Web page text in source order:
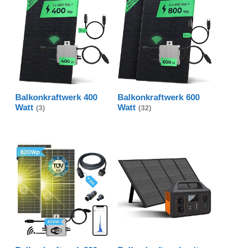
Balkonkraftwerk 400
Watt (3)
Balkonkraftwerk 600
Watt (32)